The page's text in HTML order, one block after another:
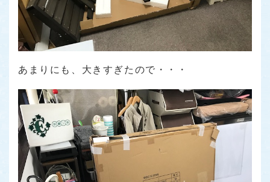
あまりにも、大きすぎたので・・・